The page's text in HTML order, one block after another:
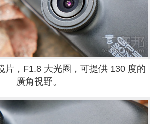
，F1.8 大光圈，可提供 130 度的
廣角視野。